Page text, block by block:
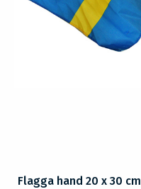
Flagga hand 20 x 30 cm